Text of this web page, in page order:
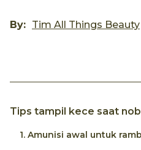
By: Tim All Things Beauty
Tips tampil kece saat
1. Amunisi awal untuk